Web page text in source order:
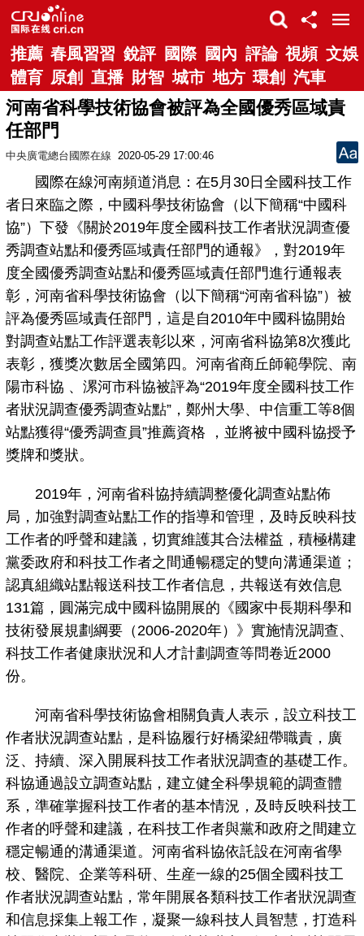
推薦 春風習習 銳評 國際 國內 評論 視頻 文娛
體育 原創 直播 財智 城市 地方 環創 汽車
河南省科學技術協會被評為全國優秀區域責
任部門
中央廣電總台國際在線 2020-05-29 17:00:46
國際在線河南頻道消息：在5月30日全國科技工作
者日來臨之際，中國科學技術協會（以下簡稱“中國科
協”）下發《關於2019年度全國科技工作者狀況調查優
秀調查站點和優秀區域責任部門的通報》，對2019年
度全國優秀調查站點和優秀區域責任部門進行通報表
彰，河南省科學技術協會（以下簡稱“河南省科協”）被
評為優秀區域責任部門，這是自2010年中國科協開始
對調查站點工作評選表彰以來，河南省科協第8次獲此
表彰，獲獎次數居全國第四。河南省商丘師範學院、南
陽市科協 、漯河市科協被評為“2019年度全國科技工作
者狀況調查優秀調查站點”，鄭州大學、中信重工等8個
站點獲得“優秀調查員”推薦資格 ，並將被中國科協授予
獎牌和獎狀。
2019年，河南省科協持續調整優化調查站點佈
局，加強對調查站點工作的指導和管理，及時反映科技
工作者的呼聲和建議，切實維護其合法權益，積極構建
黨委政府和科技工作者之間通暢穩定的雙向溝通渠道；
認真組織站點報送科技工作者信息，共報送有效信息
131篇，圓滿完成中國科協開展的《國家中長期科學和
技術發展規劃綱要（2006-2020年）》實施情況調查、
科技工作者健康狀況和人才計劃調查等問卷近2000
份。
河南省科學技術協會相關負責人表示，設立科技工
作者狀況調查站點，是科協履行好橋梁紐帶職責，廣
泛、持續、深入開展科技工作者狀況調查的基礎工作。
科協通過設立調查站點，建立健全科學規範的調查體
系，準確掌握科技工作者的基本情況，及時反映科技工
作者的呼聲和建議，在科技工作者與黨和政府之間建立
穩定暢通的溝通渠道。河南省科協依託設在河南省學
校、醫院、企業等科研、生産一線的25個全國科技工
作者狀況調查站點，常年開展各類科技工作者狀況調查
和信息採集上報工作，凝聚一線科技人員智慧，打造科